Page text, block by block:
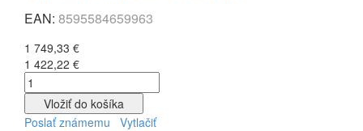
EAN: 8595584659963
1 749,33 €
1 422,22 €
Vložiť do košíka
Poslať známemu
Vytlačiť